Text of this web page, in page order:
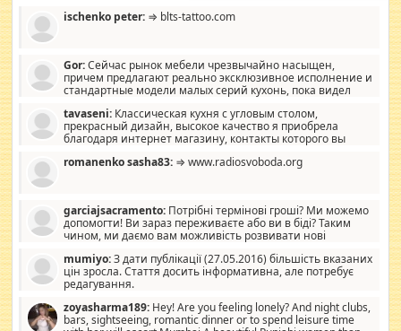
ischenko peter: ⇒ blts-tattoo.com
Gor:Сейчас рынок мебели чрезвычайно насыщен,
причем предлагают реально эксклюзивное исполнение и
стандартные модели малых серий кухонь, пока видел
стандартные формы, в MebelOk, креативненько и что главное -
со вкусом все в порядке, без ненужных наворотов удорожающих
мебель, а это не последний фактор.
tavaseni: Классическая кухня с угловым столом,
прекрасный дизайн, высокое качество я приобрела
благодаря интернет магазину, контакты которого вы
romanenko sasha83: ⇒ www.radiosvoboda.org
garciajsacramento: Потрібні термінові гроші? Ми можемо
допомогти! Ви зараз переживаєте або ви в біді? Таким
чином, ми даємо вам можливість розвивати нові
допомагати людям, які намагаються дати їм шанс. Кожен
заслуговує на другий шанс, і, оскільки влада не зможе, вони
повинні приймати від інших. Для нас нема багато суми, і зрілість
витрат, а тільки узгоджених сум і нічого іншого. Не чекайте і не
коментуйте цей пост. Введіть суму, яку ви хочете подати, і ми
mumiyo:З дати публікації (27.05.2016) більшість вказаних
цін зросла. Стаття досить інформативна, але потребує
редагування.
zoyasharma189: Hey! Are you feeling lonely? And night clubs,
bars, sightseeing, romantic dinner or to spend leisure time